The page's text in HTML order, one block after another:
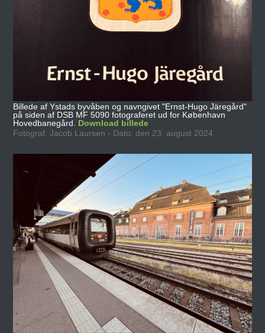
Billede af Ystads byvåben og navngivet "Ernst-Hugo Järegård"
på siden af DSB MF 5090 fotograferet ud for København
Hovedbanegård. Download billede
Fotograf: Jacob Laursen - Dato: den 23. august 2024